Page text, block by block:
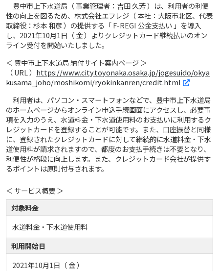
豊中市上下水道局（ 事業管理者：吉田 久芳 ）は、利用者の利便
性の向上を図るため、株式会社エフレジ（ 本社：大阪市北区、代表
取締役：杉本 和彦 ）の提供する「 F-REGI 公金支払い 」を導入
し、2021年10月1日（ 金 ）よりクレジットカード継続払いのオン
ライン受付を開始いたしました。
＜ 豊中市上下水道局 納付サイト案内ページ ＞
（ URL ） https://www.city.toyonaka.osaka.jp/jogesuido/okya
kusama_joho/moshikomi/ryokinkanren/credit.html
利用者は、パソコン・スマートフォンなどで、豊中市上下水道局
のホームページからオンライン申込手続画面にアクセスし、必要事
項を入力のうえ、水道料金・下水道使用料のお支払いに利用するク
レジットカードを登録することが可能です。また、口座振替と同様
に、登録されたクレジットカードに対して継続的に水道料金・下水
道使用料が請求されますので、都度のお支払手続きは不要となり、
利便性が格段に向上します。また、クレジットカード会社が提供す
るポイントは原則付与されます。
＜ サービス概要 ＞
対象料金
水道料金・下水道使用料
利用開始日
2021年10月1日（ 金 ）